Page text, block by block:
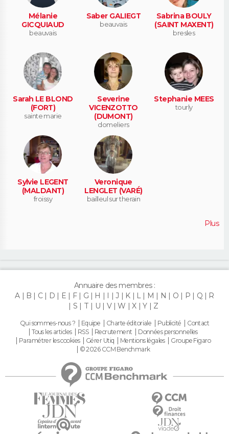
Mélanie
GICQUIAUD
beauvais
Saber GALIEGT
beauvais
Sabrina BOULY
(SAINT MAXENT)
bresles
Sarah LE BLOND
(FORT)
sainte marie
Severine
VICENZOTTO
(DUMONT)
domeliers
Stephanie MEES
tourly
Sylvie LEGENT
(MALDANT)
froissy
Veronique
LENGLET (VARÉ)
bailleul sur therain
Plus
Annuaire des membres :
A
B C D E F G H J K L M N O P Q
R
S
T U V W X Y Z
Qui sommes-nous ? Equipe Charte éditoriale Publicité
Contact
Tous les articles
RSS Recrutement
Données personnelles
Paramétrer les cookies
Gérer Utiq Mentions légales
Groupe Figaro
© 2026 CCM Benchmark